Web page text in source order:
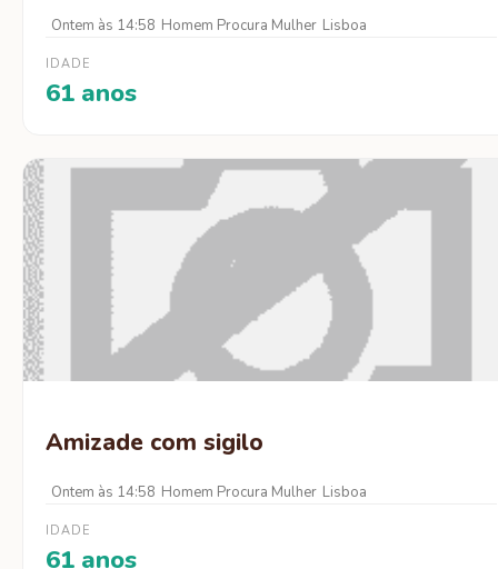
Ontem às 14:58 Homem Procura Mulher Lisboa
IDADE
61 anos
Amizade com sigilo
Ontem às 14:58 Homem Procura Mulher Lisboa
IDADE
61 anos